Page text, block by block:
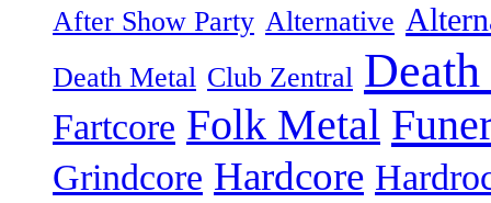
After Show Party Alternative
Death Metal Club Zentral
Fartcore Folk Metal
Grindcore Hardcore